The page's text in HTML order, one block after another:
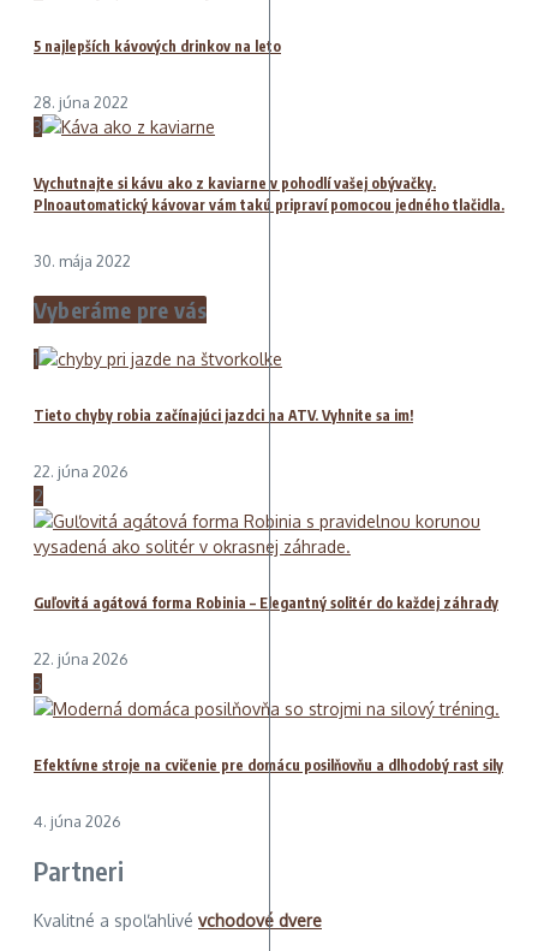
5 najlepších kávových drinkov na leto
28. júna 2022
3
Vychutnajte si kávu ako z kaviarne v pohodlí vašej obývačky.
Plnoautomatický kávovar vám takú pripraví pomocou jedného tlačidla.
30. mája 2022
Vyberáme pre vás
1
Tieto chyby robia začínajúci jazdci na ATV. Vyhnite sa im!
22. júna 2026
2
Guľovitá agátová forma Robinia – Elegantný solitér do každej záhrady
22. júna 2026
3
Efektívne stroje na cvičenie pre domácu posilňovňu a dlhodobý rast sily
4. júna 2026
Partneri
Kvalitné a spoľahlivé vchodové dvere